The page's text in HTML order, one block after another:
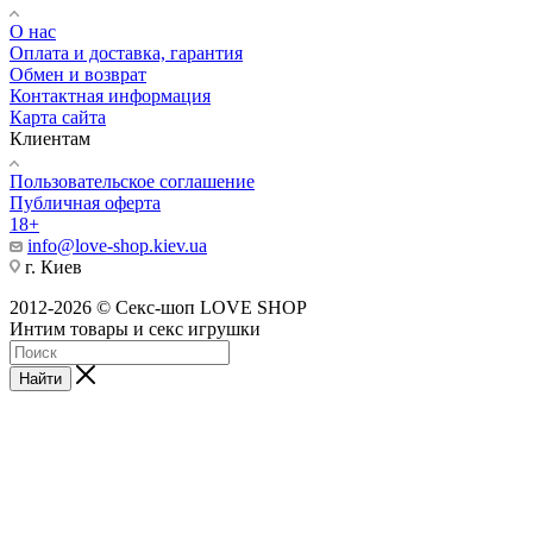
О нас
Оплата и доставка, гарантия
Обмен и возврат
Контактная информация
Карта сайта
Клиентам
Пользовательское соглашение
Публичная оферта
18+
info@love-shop.kiev.ua
г. Киев
2012-2026 © Секс-шоп LOVE SHOP
Интим товары и секс игрушки
Найти